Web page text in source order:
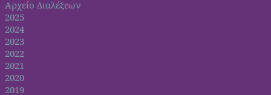
Αρχείο Διαλέξεων
2025
2024
2023
2022
2021
2020
2019